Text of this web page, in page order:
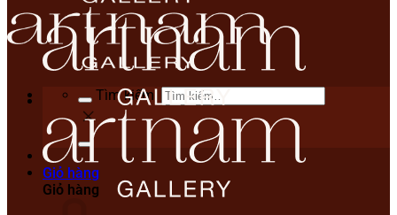
Tìm kiếm:
Giỏ hàng
Giỏ hàng